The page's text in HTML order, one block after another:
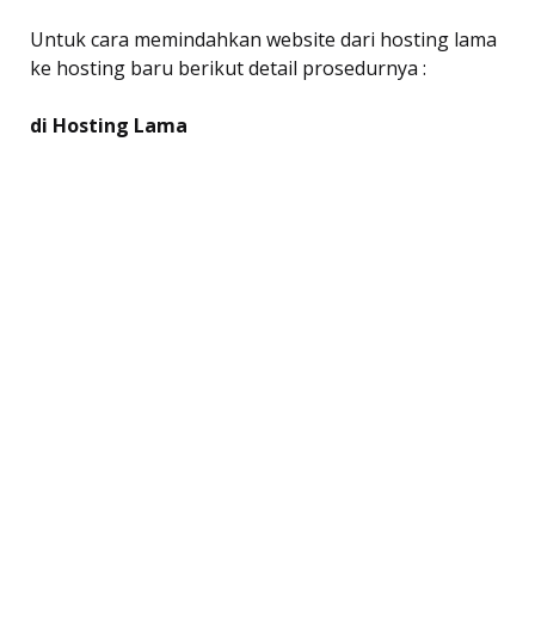
Untuk cara memindahkan website dari hosting lama
ke hosting baru berikut detail prosedurnya :
di Hosting Lama